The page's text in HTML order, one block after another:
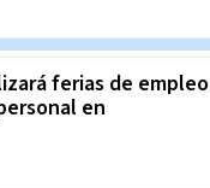
ferias de empleo
en